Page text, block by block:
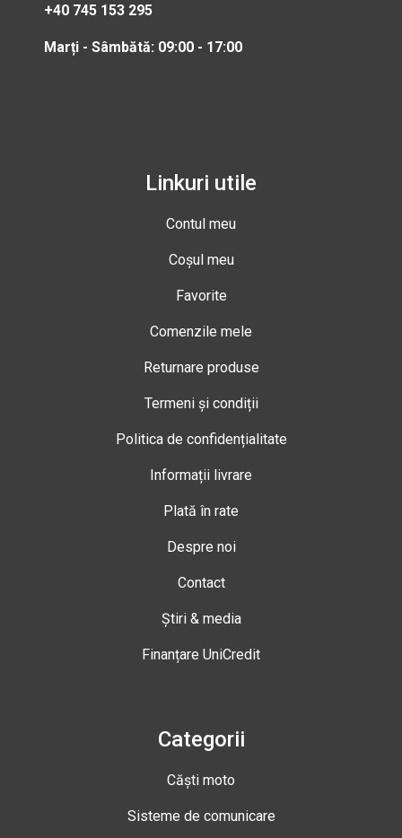
+40 745 153 295
Marți - Sâmbătă: 09:00 - 17:00
Linkuri utile
Contul meu
Coșul meu
Favorite
Comenzile mele
Returnare produse
Termeni și condiții
Politica de confidențialitate
Informații livrare
Plată în rate
Despre noi
Contact
Știri & media
Finanțare UniCredit
Categorii
Căști moto
Sisteme de comunicare